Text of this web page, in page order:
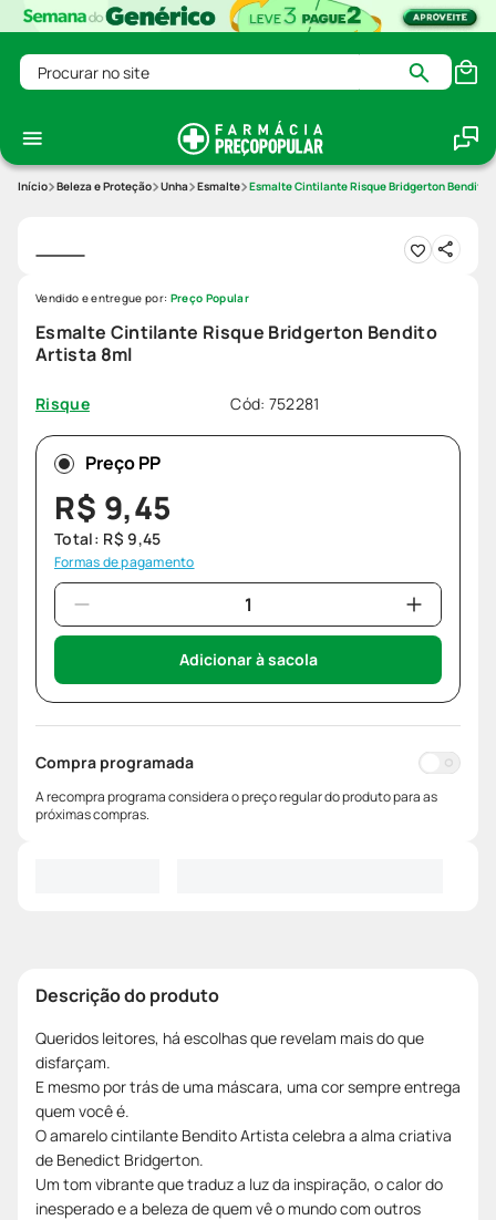
Procurar no site
Beleza e Proteção Unha Esmalte Esmalte Cintilante Risque Bridgerton Bendito
Esmalte Cintilante Risque Bridgerton Bendito
Artista 8ml
Risque Cód: 752281
Vendido e entregue por: Preço Popular
Preço PP
R$ 9,45
Total: R$ 9,45
Formas de pagamento
Adicionar à sacola
Compra programada
A recompra programa considera o preço regular do produto para as
próximas compras.
Descrição do produto
Queridos leitores, há escolhas que revelam mais do que
disfarçam.
E mesmo por trás de uma máscara, uma cor sempre entrega
quem você é.
O amarelo cintilante Bendito Artista celebra a alma criativa
de Benedict Bridgerton.
Um tom vibrante que traduz a luz da inspiração, o calor do
inesperado e a beleza de quem vê o mundo com outros